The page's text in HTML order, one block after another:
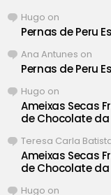
Hugo on
Pernas de Peru
Ana Antunes on
Pernas de Peru
Hugo on
Ameixas Secas
de Chocolate
Teresa Carla
Ameixas Secas
de Chocolate
Hugo on